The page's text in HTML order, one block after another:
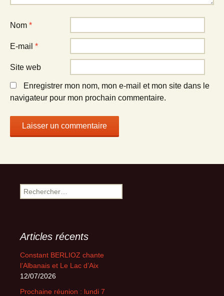
Nom *
E-mail *
Site web
Enregistrer mon nom, mon e-mail et mon site dans le
navigateur pour mon prochain commentaire.
Rechercher :
Articles récents
Constant BERLIOZ chante
l’Albanais et Le Lac d’Aix
12/07/2026
Prochaine réunion : lundi 7